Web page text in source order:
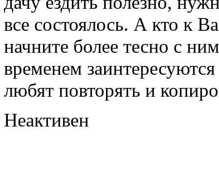
все состоялось. А кто к
начните более тесно с
временем
любят повторять и
Неактивен